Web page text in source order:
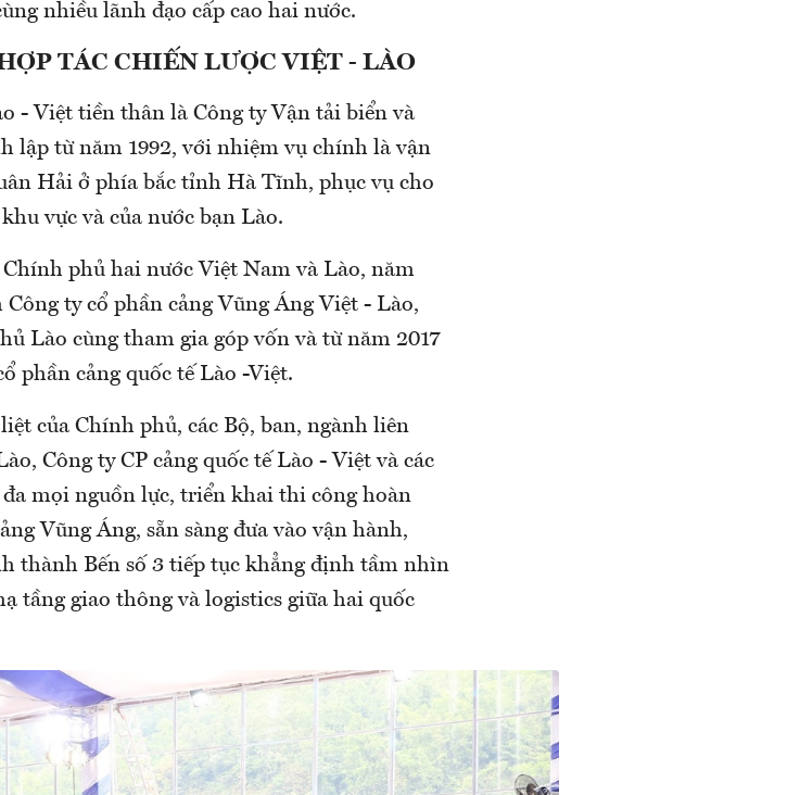
nhiều lãnh đạo cấp cao hai nước.
TÁC CHIẾN LƯỢC VIỆT - LÀO
- Việt tiền thân là Công ty Vận tải biển và
lập từ năm 1992, với nhiệm vụ chính là vận
Hải ở phía bắc tỉnh Hà Tĩnh, phục vụ cho
vực và của nước bạn Lào.
phủ hai nước Việt Nam và Lào, năm
ty cổ phần cảng Vũng Áng Việt - Lào,
Lào cùng tham gia góp vốn và từ năm 2017
phần cảng quốc tế Lào -Việt.
của Chính phủ, các Bộ, ban, ngành liên
Công ty CP cảng quốc tế Lào - Việt và các
mọi nguồn lực, triển khai thi công hoàn
Vũng Áng, sẵn sàng đưa vào vận hành,
thành Bến số 3 tiếp tục khẳng định tầm nhìn
tầng giao thông và logistics giữa hai quốc